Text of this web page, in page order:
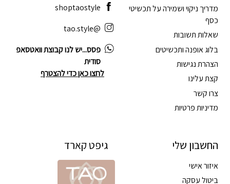
מדריך ניקוי ושמירה על תכשיטי
כסף
שאלות תשובות
בלוג אופנה ותכשיטים
הצהרת נגישות
קצת עלינו
צרו קשר
מדיניות פרטיות
החשבון שלי
איזור אישי
ביטול עסקה
shoptaostyle
@tao.style
פסס...יש לנו קבוצת וואטסאפ
סודית
לחצו כאן כדי להצטרף
גיפט קארד